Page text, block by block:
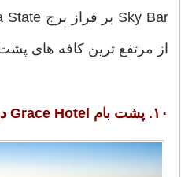
از مرتفع ترین کافه های
۱۰. پشت بام Grace Hotel در سانتورینی یونان